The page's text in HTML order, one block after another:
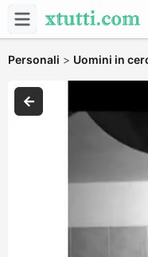
Personali > Uomini in